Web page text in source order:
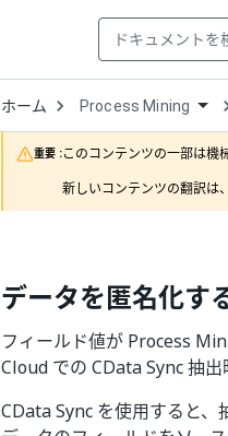
ホーム Open
Dropdown
to
choose
product
Process Mining
重要 :このコンテンツの一部は機
新しいコンテンツの翻訳は
データを匿名化す
フィールド値が Process
Cloud での CData Sync 抽出
CData Sync を使用すると